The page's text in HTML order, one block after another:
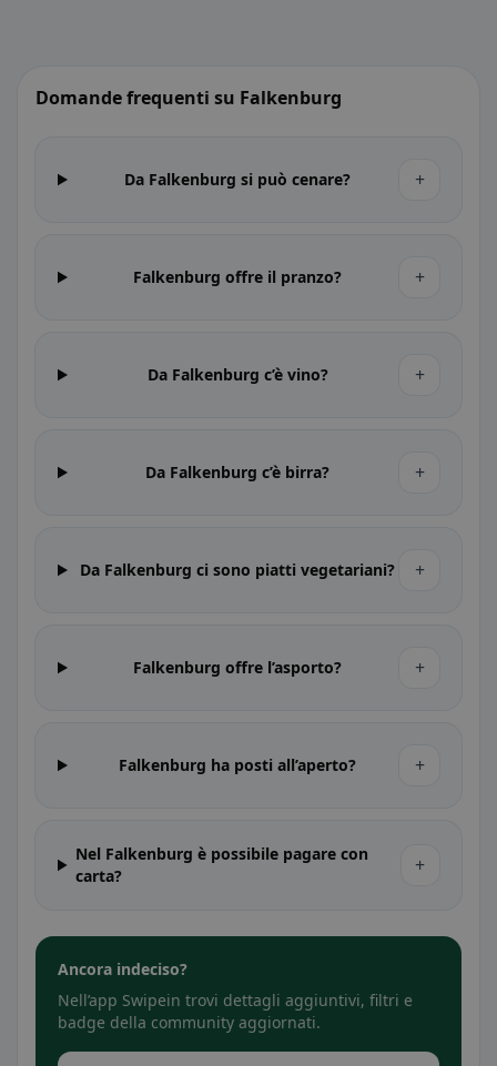
Domande frequenti su Falkenburg
Da Falkenburg si può cenare? +
Falkenburg offre il pranzo? +
Da Falkenburg c’è vino? +
Da Falkenburg c’è birra? +
Da Falkenburg ci sono piatti vegetariani? +
Falkenburg offre l’asporto? +
Falkenburg ha posti all’aperto? +
Nel Falkenburg è possibile pagare con
carta?
+
Ancora indeciso?
Nell’app Swipein trovi dettagli aggiuntivi, filtri e
badge della community aggiornati.